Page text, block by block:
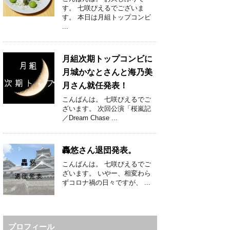
す。 七咲ぴえるでございま
す。 本日は月組トップコンビ
...
月組次期トップコンビに
月城かなとさんと海乃美
月さん就任発表！
こんばんは。 七咲ぴえるでご
ざいます。 次回公演「桜嵐記
／Dream Chase ...
轟悠さん退団発表。
こんばんは。 七咲ぴえるでご
ざいます。 いやー、相変わら
ずコロナ禍の日々ですが、 ...
プロフィール